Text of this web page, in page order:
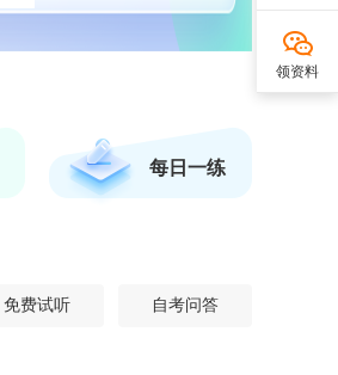
每日一练
免费试听 自考问答
领资料